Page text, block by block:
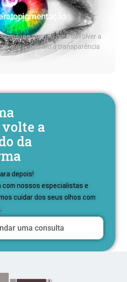
chegou para devolver a
que perderam a transparência
a
da
depois!
com nossos especialistas e
cuidar dos seus olhos com
uma consulta